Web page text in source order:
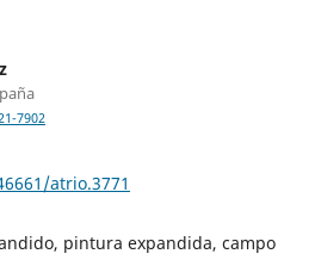
7902
atrio.3771
pintura expandida, campo